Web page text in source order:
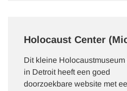
Holocaust Center
Dit kleine Holocaustmuseum
in Detroit heeft een goed
doorzoekbare website met